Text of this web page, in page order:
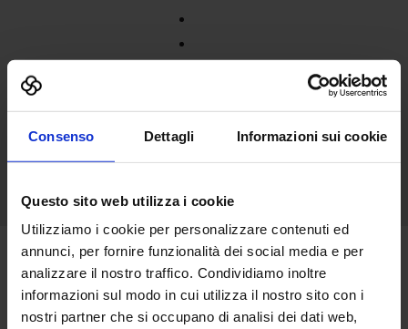
Consenso Dettagli Informazioni sui cookie
Questo sito web utilizza i cookie
Utilizziamo i cookie per personalizzare contenuti ed
annunci, per fornire funzionalità dei social media e per
analizzare il nostro traffico. Condividiamo inoltre
informazioni sul modo in cui utilizza il nostro sito con i
nostri partner che si occupano di analisi dei dati web,
13
Set